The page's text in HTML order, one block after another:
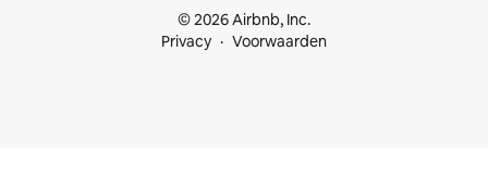
© 2026 Airbnb, Inc.
Privacy
Voorwaarden